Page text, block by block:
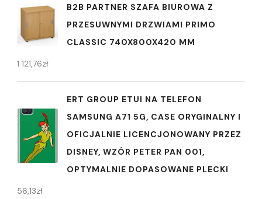
B2B PARTNER SZAFA BIUROWA Z
PRZESUWNYMI DRZWIAMI PRIMO
CLASSIC 740X800X420 MM
1 121,76zł
ERT GROUP ETUI NA TELEFON
SAMSUNG A71 5G, CASE ORYGINALNY I
OFICJALNIE LICENCJONOWANY PRZEZ
DISNEY, WZÓR PETER PAN 001,
OPTYMALNIE DOPASOWANE PLECKI
56,13zł